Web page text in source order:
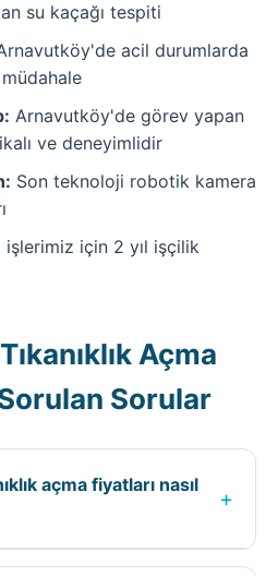
su kaçağı tespiti
acil durumlarda
Arnavutköy'de görev yapan
ve deneyimlidir
Son teknoloji robotik kamera
işlerimiz için 2 yıl işçilik
Açma
Sorular
açma fiyatları nasıl
+
açma fiyatları;